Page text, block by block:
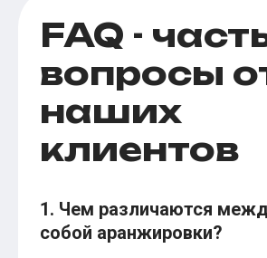
FAQ -
вопросы
наших
клиентов
1. Чем различаются
собой аранжировки?